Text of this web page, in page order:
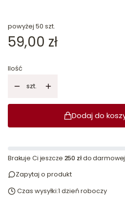
powyżej 50 szt.
Cena
59,00 zł
Ilość
szt.
Dodaj do
Brakuje Ci jeszcze 250 złdo
Zapytaj o produkt
Czas wysyłki:1 dzień roboczy